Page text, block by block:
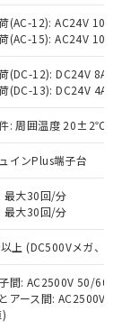
(AC-12): AC24V 10A/
(AC-15): AC24V
(DC-12): DC24V 8A/
(DC-13): DC24V 4A/
: 周囲温度 20±2℃、
インPlus端子台
最大30回/分
最大30回/分
上 (DC500Vメガ、点
間: AC2500V 50/
アース間: AC2500V
業取扱
価格
ので
には、
もある
は、
）の
品で
の非含
ある
質）の
す予
質）の
中の
して
どや
の
の
お問
、外国
品